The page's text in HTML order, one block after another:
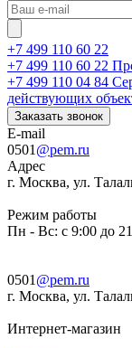
+7 499 110 60 22
+7 499 110 60 22
+7 499 110 04 84
действующих
Заказать звонок
E-mail
0501 @pem.ru
Адрес
г. Москва, ул.
Режим работы
Пн - Вс: с 9:00 до
0501 @pem.ru
г. Москва, ул.
Интернет-магазин